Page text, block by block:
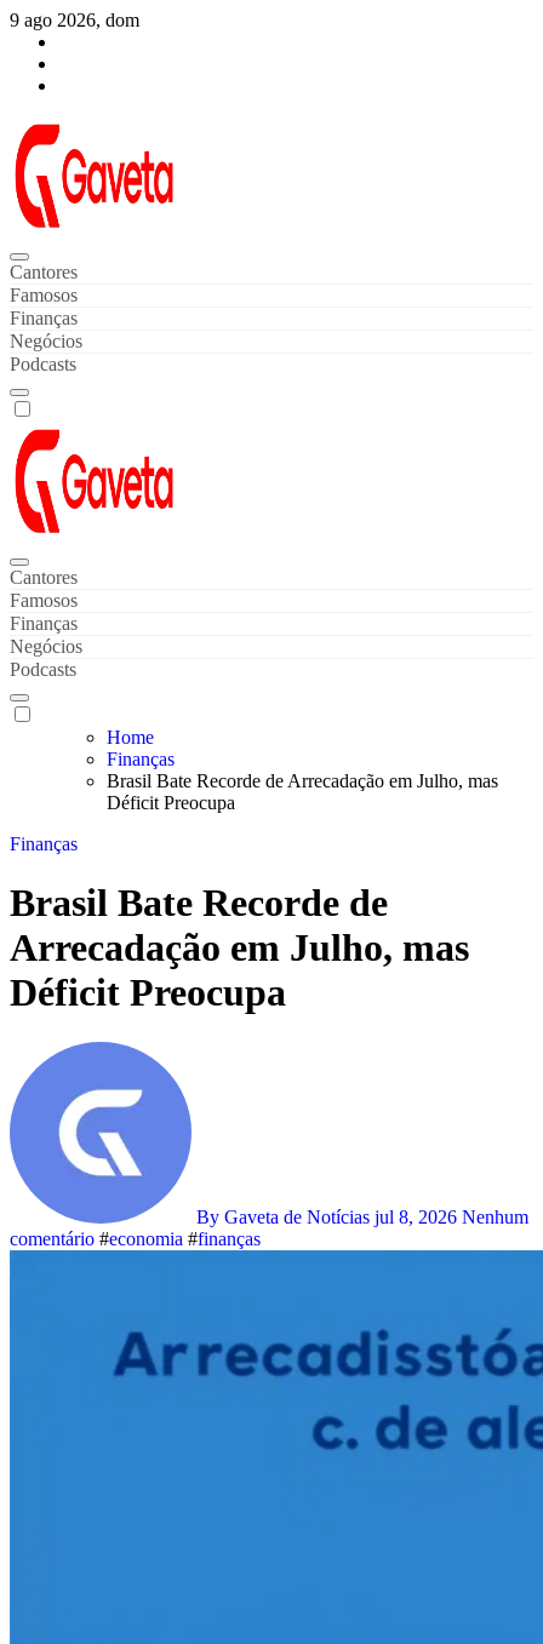
Skip
content
9 ago 2026, dom
Gaveta de Notícias
Notícias de Celebridades & Famosos
Cantores
Famosos
Finanças
Negócios
Podcasts
Gaveta de Notícias
Notícias de Celebridades & Famosos
Cantores
Famosos
Finanças
Negócios
Podcasts
Home
Finanças
Brasil Bate Recorde de Arrecadação em Julho, mas
Déficit Preocupa
Finanças
Brasil Bate Recorde de
Arrecadação em Julho, mas
Déficit Preocupa
By Gaveta de Notícias jul 8, 2026 Nenhum
comentário #economia #finanças